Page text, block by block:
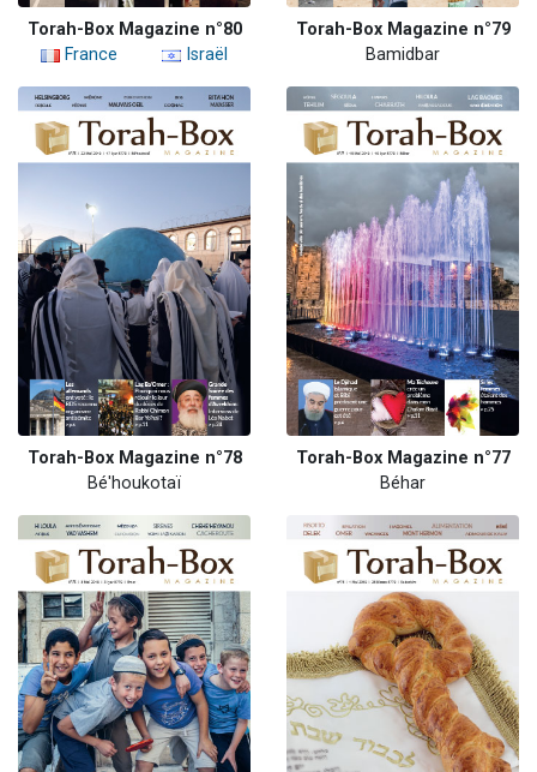
Torah-Box Magazine n°80
France
Israël
Torah-Box Magazine n°79
Bamidbar
Torah-Box Magazine n°78
Bé'houkotaï
Torah-Box Magazine n°77
Béhar